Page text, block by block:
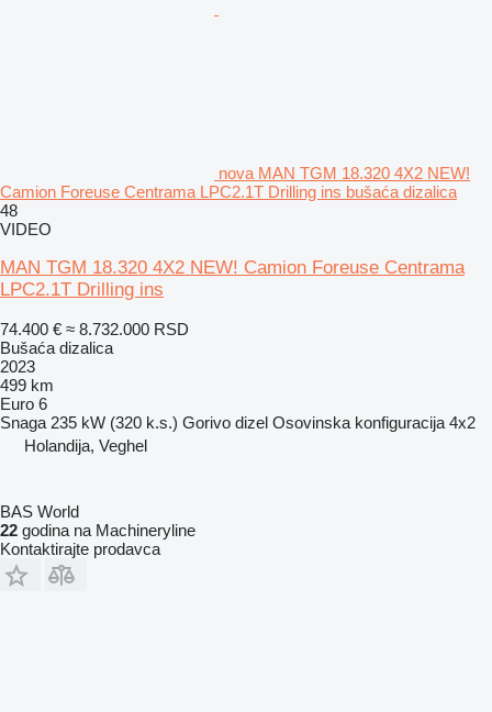
nova MAN TGM 18.320 4X2 NEW!
Camion Foreuse Centrama LPC2.1T Drilling ins bušaća dizalica
48
VIDEO
MAN TGM 18.320 4X2 NEW! Camion Foreuse Centrama
LPC2.1T Drilling ins
74.400 € ≈ 8.732.000 RSD
Bušaća dizalica
2023
499 km
Euro 6
Snaga 235 kW (320 k.s.) Gorivo dizel Osovinska konfiguracija 4x2
Holandija, Veghel
BAS World
22 godina na Machineryline
Kontaktirajte prodavca